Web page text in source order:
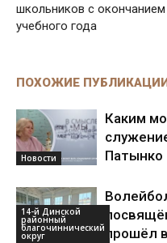
школьников с окончанием
учебного года
ПОХОЖИЕ
Новости
Каким
Патынко
14-й Динской
районный
благочиннический
округ
прошёл